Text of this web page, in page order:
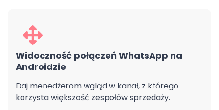
Widoczność połączeń WhatsApp na
Androidzie
Daj menedżerom wgląd w kanał, z którego
korzysta większość zespołów sprzedaży.